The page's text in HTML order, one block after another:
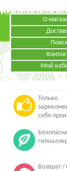
+7 (499)391-
Режим работы:
Пн-Пт: с 09.00 до
О
Мой
Только
себя
Возврат /